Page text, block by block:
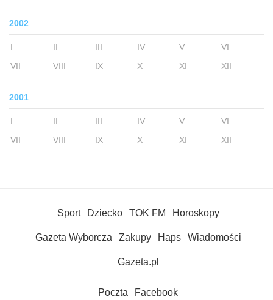
2002
I II III IV V
VI
VII
VIII IX X XI XII
2001
I II III IV V
VI
VII
VIII IX X XI XII
Sport Dziecko TOK FM Horoskopy
Gazeta Wyborcza Zakupy Haps Wiadomości
Gazeta.pl
Poczta Facebook